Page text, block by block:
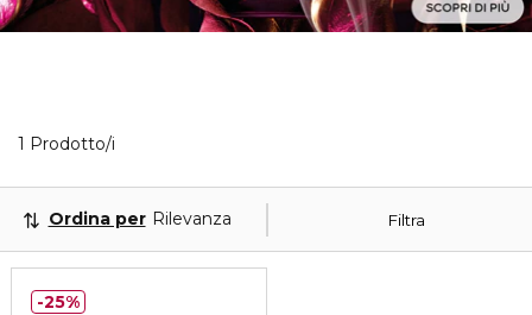
1 Prodotto/i
Filtra
Ordina per Rilevanza
25%